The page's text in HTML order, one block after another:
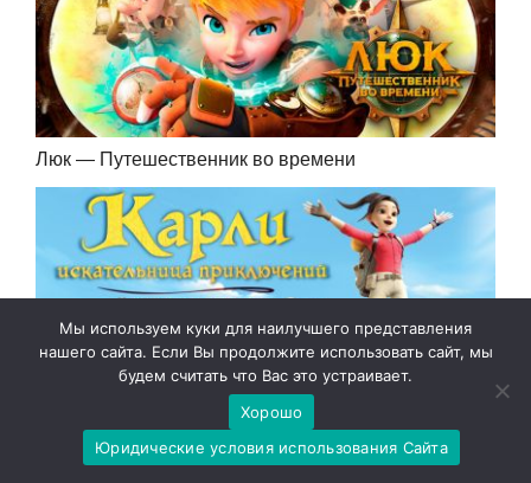
Люк — Путешественник во времени
Карли — искательница приключений. Ключ к
Мы используем куки для наилучшего представления
нашего сайта. Если Вы продолжите использовать сайт, мы
будем считать что Вас это устраивает.
Хорошо
Юридические условия использования Сайта